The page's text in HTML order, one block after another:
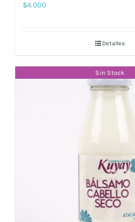
$4.000
Detalles
Sin Stock